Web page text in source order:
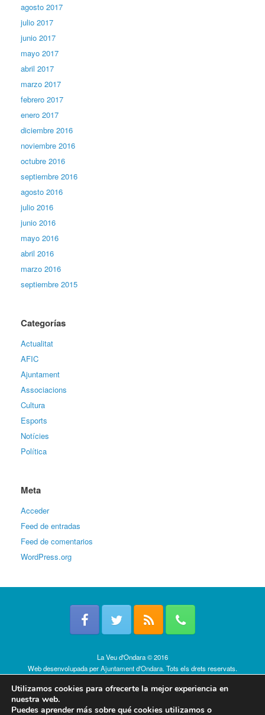
agosto 2017
julio 2017
junio 2017
mayo 2017
abril 2017
marzo 2017
febrero 2017
enero 2017
diciembre 2016
noviembre 2016
octubre 2016
septiembre 2016
agosto 2016
julio 2016
junio 2016
mayo 2016
abril 2016
marzo 2016
septiembre 2015
Categorías
Actualitat
AFIC
Ajuntament
Associacions
Cultura
Esports
Notícies
Política
Meta
Acceder
Feed de entradas
Feed de comentarios
WordPress.org
La Veu d'Ondara © 2016
Web desenvolupada perAjuntament d'Ondara. Tots els drets reservats.
Utilizamos cookies para ofrecerte la mejor experiencia en
nuestra web.
Puedes aprender más sobre qué cookies utilizamos o